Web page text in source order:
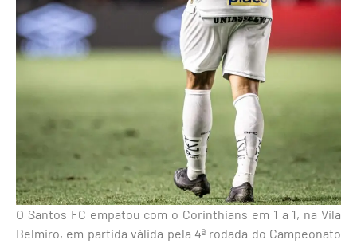
O Santos FC empatou com o Corinthians em 1 a 1, na Vila
Belmiro, em partida válida pela 4ª rodada do Campeonato